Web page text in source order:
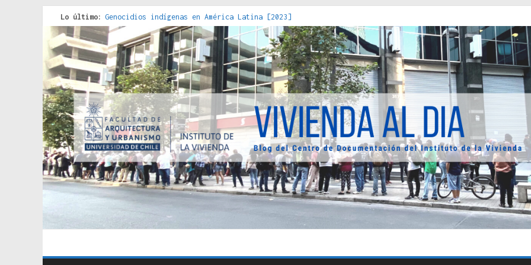
Lo último: Genocidios indígenas en América Latina [2023]
Estudios sobre la espacialización de los Estados : políticas, prácticas y representaciones [2022]
Donde el pedernal choca con el acero : hacia una teoría crítica de las fronteras latinoamericanas
Criterios técnicos para una vivienda adecuada [2019]
Red de consultorios de la Caja del Seguro Obrero en Santiago : un patrimonio emblemático [2014]